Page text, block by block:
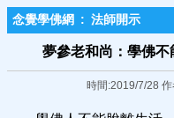
念覺學佛網 : 法師開示
夢參老和尚：學佛
時間:2019/7/28